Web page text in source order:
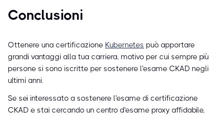
Conclusioni
Ottenere una certificazione Kubernetes può apportare
grandi vantaggi alla tua carriera, motivo per cui sempre più
persone si sono iscritte per sostenere l'esame CKAD negli
ultimi anni.
Se sei interessato a sostenere l'esame di certificazione
CKAD e stai cercando un centro d'esame proxy affidabile,